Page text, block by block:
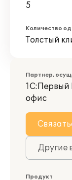
5
Количество
Толстый
Партнер,
1С:Первый
офис
Другие
Продукт